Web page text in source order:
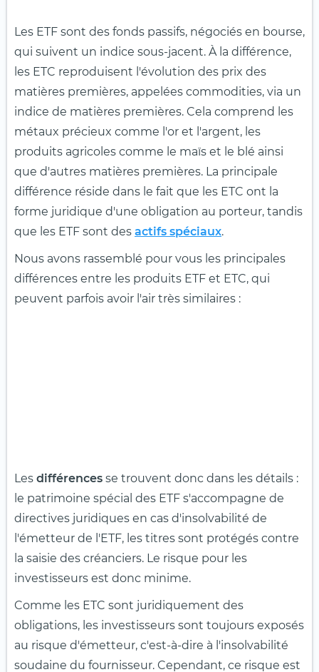
Les ETF sont des fonds passifs, négociés en bourse,
qui suivent un indice sous-jacent. À la différence,
les ETC reproduisent l'évolution des prix des
matières premières, appelées commodities, via un
indice de matières premières. Cela comprend les
métaux précieux comme l'or et l'argent, les
produits agricoles comme le maïs et le blé ainsi
que d'autres matières premières. La principale
différence réside dans le fait que les ETC ont la
forme juridique d'une obligation au porteur, tandis
que les ETF sont des actifs spéciaux.
Nous avons rassemblé pour vous les principales
différences entre les produits ETF et ETC, qui
peuvent parfois avoir l'air très similaires :
Les différences se trouvent donc dans les détails :
le patrimoine spécial des ETF s'accompagne de
directives juridiques en cas d'insolvabilité de
l'émetteur de l'ETF, les titres sont protégés contre
la saisie des créanciers. Le risque pour les
investisseurs est donc minime.
Comme les ETC sont juridiquement des
obligations, les investisseurs sont toujours exposés
au risque d'émetteur, c'est-à-dire à l'insolvabilité
soudaine du fournisseur. Cependant, ce risque est